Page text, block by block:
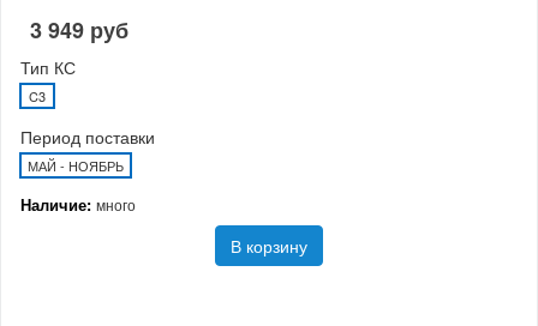
3 949 руб
Тип КС
C3
Период поставки
МАЙ - НОЯБРЬ
Наличие: много
В корзину